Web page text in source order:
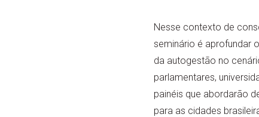
Nesse contexto de
seminário é aprofundar
da autogestão no
parlamentares,
painéis que abordarão
para as cidades